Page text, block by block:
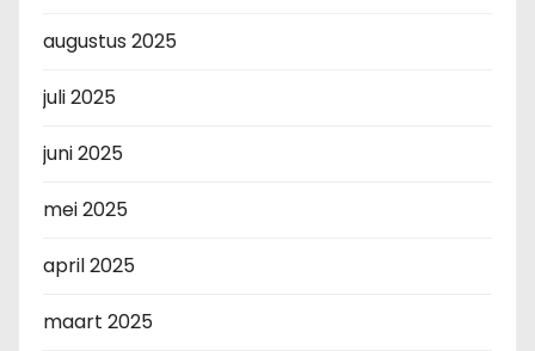
augustus 2025
juli 2025
juni 2025
mei 2025
april 2025
maart 2025